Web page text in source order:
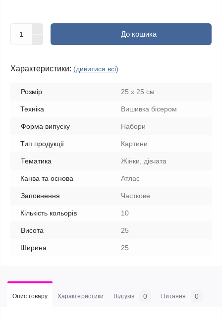
До кошика
Характеристики: (дивитися всі)
Розмір 25 x 25 см
Техніка Вишивка бісером
Форма випуску Набори
Тип продукції Картини
Тематика Жінки, дівчата
Канва та основа Атлас
Заповнення Часткове
Кількість кольорів 10
Висота 25
Ширина 25
Опис товару Характеристики Відгуків 0 Питання 0